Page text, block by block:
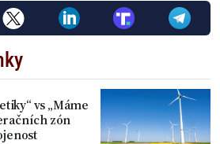
vs „Máme
zón